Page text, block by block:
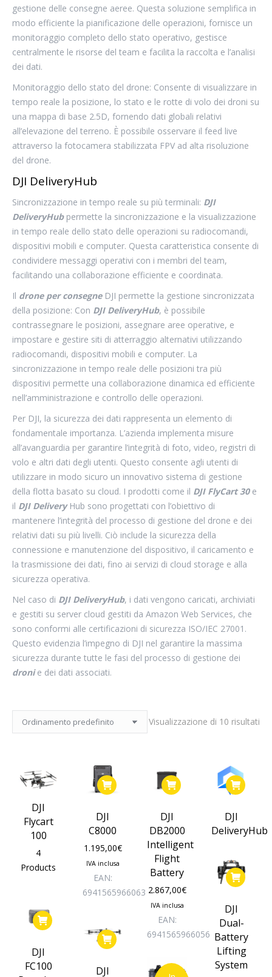
gestione delle consegne aeree. Questa soluzione semplifica in
modo efficiente la pianificazione delle operazioni, fornisce un
monitoraggio completo dello stato operativo, gestisce
centralmente le risorse del team e facilita la raccolta e l’analisi
dei dati.
Monitoraggio dello stato del drone: Consente di visualizzare in
tempo reale la posizione, lo stato e le rotte di volo dei droni su
una mappa di base 2.5D, fornendo dati globali relativi
all’elevazione del terreno. È possibile osservare il feed live
attraverso la fotocamera stabilizzata FPV ad alta risoluzione
del drone.
DJI DeliveryHub
Sincronizzazione in tempo reale su più terminali: DJI
DeliveryHubpermette la sincronizzazione e la visualizzazione
in tempo reale dello stato delle operazioni su radiocomandi,
dispositivi mobili e computer. Questa caratteristica consente di
condividere messaggi operativi con i membri del team,
facilitando una collaborazione efficiente e coordinata.
Il drone per consegneDJI permette la gestione sincronizzata
della posizione: Con DJI DeliveryHub, è possibile
contrassegnare le posizioni, assegnare aree operative, e
impostare e gestire siti di atterraggio alternativi utilizzando
radiocomandi, dispositivi mobili e computer. La
sincronizzazione in tempo reale delle posizioni tra più
dispositivi permette una collaborazione dinamica ed efficiente
nell’amministrazione e controllo delle operazioni.
Per DJI, la sicurezza dei dati rappresenta un elemento di
fondamentale importanza. L’azienda implementa misure
all’avanguardia per garantire l’integrità di foto, video, registri di
volo e altri dati degli utenti. Questo consente agli utenti di
utilizzare in modo sicuro un innovativo sistema di gestione
della flotta basato su cloud. I prodotti come il DJI FlyCart 30e
il DJI DeliveryHub sono progettati con l’obiettivo di
mantenere l’integrità del processo di gestione del drone e dei
relativi dati su più livelli. Ciò include la sicurezza della
connessione e manutenzione del dispositivo, il caricamento e
la trasmissione dei dati, fino ai servizi di cloud storage e alla
sicurezza operativa.
Nel caso di DJI DeliveryHub, i dati vengono caricati, archiviati
e gestiti su server cloud gestiti da Amazon Web Services, che
sono conformi alle certificazioni di sicurezza ISO/IEC 27001.
Questo evidenzia l’impegno di DJI nel garantire la massima
sicurezza durante tutte le fasi del processo di gestione dei
dronie dei dati associati.
Visualizzazione di 10 risultati
DJI
Flycart
100
4
Products
DJI
C8000
1.195,00€
IVA inclusa
EAN:
6941565966063
DJI
DB2000
Intelligent
Flight
Battery
2.867,00€
IVA inclusa
EAN:
6941565966056
DJI
DeliveryHub
DJI
Dual-
Battery
Lifting
System
DJI
FC100
DJI